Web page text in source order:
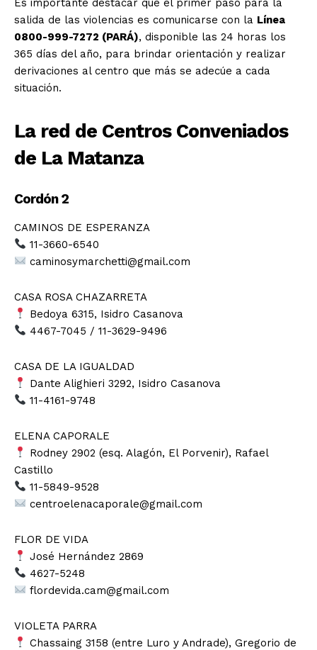
Es importante destacar que el primer paso para la
salida de las violencias es comunicarse con la Línea
0800-999-7272 (PARÁ), disponible las 24 horas los
365 días del año, para brindar orientación y realizar
derivaciones al centro que más se adecúe a cada
situación.
La red de Centros Conveniados
de La Matanza
Cordón 2
CAMINOS DE ESPERANZA
11-3660-6540
caminosymarchetti@gmail.com
CASA ROSA CHAZARRETA
Bedoya 6315, Isidro Casanova
4467-7045 / 11-3629-9496
CASA DE LA IGUALDAD
Dante Alighieri 3292, Isidro Casanova
11-4161-9748
ELENA CAPORALE
Rodney 2902 (esq. Alagón, El Porvenir), Rafael
Castillo
11-5849-9528
centroelenacaporale@gmail.com
FLOR DE VIDA
José Hernández 2869
4627-5248
flordevida.cam@gmail.com
VIOLETA PARRA
Chassaing 3158 (entre Luro y Andrade), Gregorio de